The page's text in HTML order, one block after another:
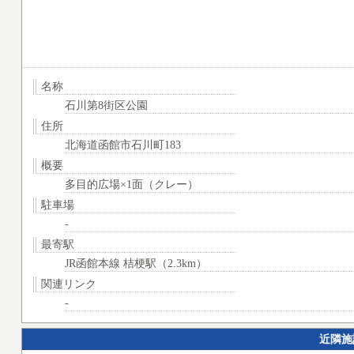
名称
石川第8街区公園
住所
北海道函館市石川町183
概要
多目的広場×1面（クレー）
駐車場
-
最寄駅
JR函館本線 桔梗駅（2.3km）
関連リンク
-
近隣